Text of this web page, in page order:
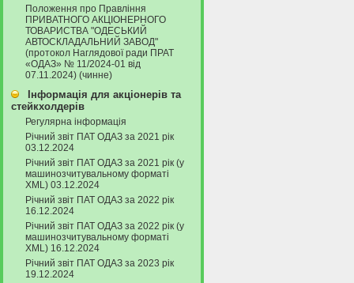
Положення про Правління
ПРИВАТНОГО АКЦІОНЕРНОГО
ТОВАРИСТВА "ОДЕСЬКИЙ
АВТОСКЛАДАЛЬНИЙ ЗАВОД"
(протокол Наглядової ради ПРАТ
«ОДАЗ» № 11/2024-01 від
07.11.2024) (чинне)
Інформація для акціонерів та
стейкхолдерів
Регулярна інформація
Річний звіт ПАТ ОДАЗ за 2021 рік
03.12.2024
Річний звіт ПАТ ОДАЗ за 2021 рік (у
машинозчитувальному форматі
XML) 03.12.2024
Річний звіт ПАТ ОДАЗ за 2022 рік
16.12.2024
Річний звіт ПАТ ОДАЗ за 2022 рік (у
машинозчитувальному форматі
XML) 16.12.2024
Річний звіт ПАТ ОДАЗ за 2023 рік
19.12.2024